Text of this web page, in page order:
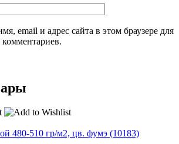
email и адрес сайта в этом браузере для